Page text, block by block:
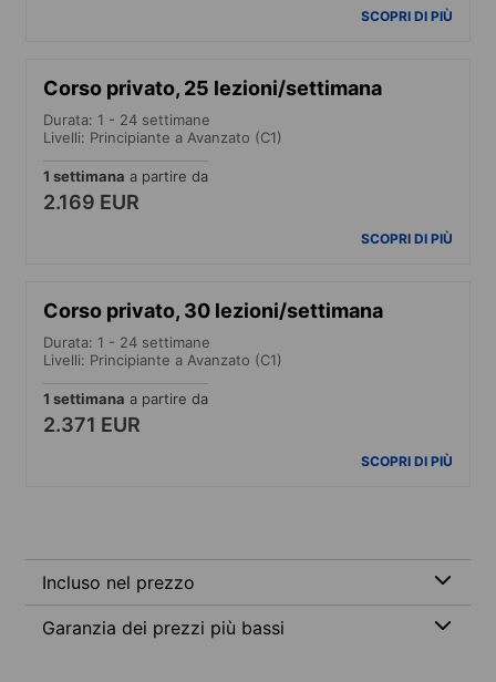
SCOPRI DI PIÙ
Corso privato, 25 lezioni/settimana
Durata: 1 - 24 settimane
Livelli: Principiante a Avanzato (C1)
1 settimana a partire da
2.169 EUR
SCOPRI DI PIÙ
Corso privato, 30 lezioni/settimana
Durata: 1 - 24 settimane
Livelli: Principiante a Avanzato (C1)
1 settimana a partire da
2.371 EUR
SCOPRI DI PIÙ
Incluso nel prezzo
Garanzia dei prezzi più bassi